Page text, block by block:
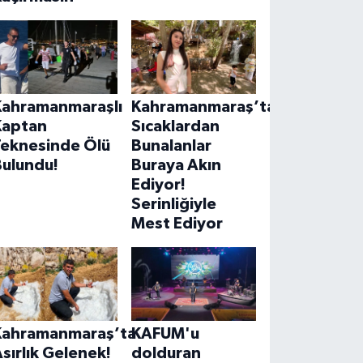
Ölü
Kahramanmaraş’ta
Sıcaklardan
Bunalanlar
Buraya Akın
Ediyor!
Serinliğiyle
Mest Ediyor
Gelenek!
KAFUM'u
dolduran